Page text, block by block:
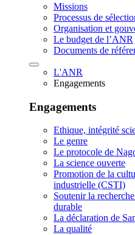
Missions
Processus de
Organisation et
Le budget de l’ANR
Documents de
L'ANR
Engagements
Engagements
Ethique, intégrité
Le genre
Le protocole de
La science ouverte
Promotion de la
industrielle (CSTI)
Soutenir la
durable
La déclaration de
La qualité